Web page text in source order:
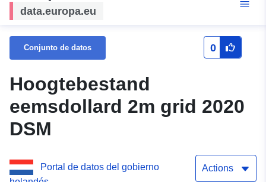
data.europa.eu
Conjunto de datos 0
Hoogtebestand
eemsdollard 2m grid 2020
DSM
Portal de datos del gobierno
Actions